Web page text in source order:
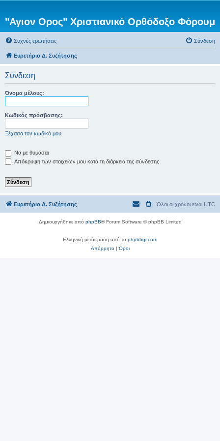
"Αγιον Ορος" Χριστιανικό Ορθόδοξο Φόρουμ
Συχνές ερωτήσεις Σύνδεση
Ευρετήριο Δ. Συζήτησης
Σύνδεση
Όνομα μέλους:
Κωδικός πρόσβασης:
Ξέχασα τον κωδικό μου
Να με θυμάσαι
Απόκρυψη των στοιχείων μου κατά τη διάρκεια της σύνδεσης
Ευρετήριο Δ. Συζήτησης Όλοι οι χρόνοι είναι UTC
Δημιουργήθηκε από phpBB® Forum Software © phpBB Limited
Ελληνική μετάφραση από το phpbbgr.com
Απόρρητο|Όροι